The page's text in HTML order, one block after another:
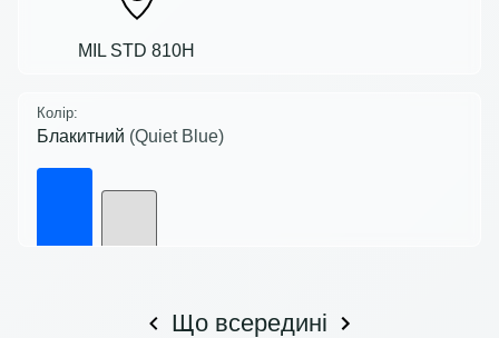
MIL STD 810H
Колір:
Блакитний (Quiet Blue)
Що всередині